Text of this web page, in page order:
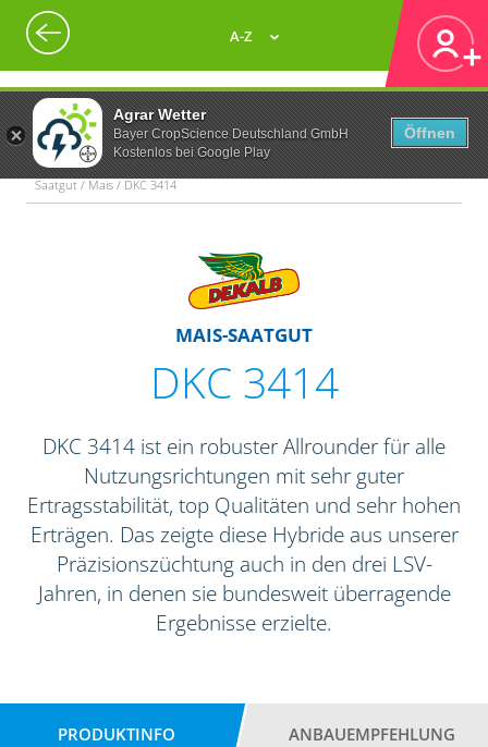
Agrar Wetter
Bayer CropScience Deutschland GmbH
Kostenlos bei Google Play
Öffnen
A-Z
Saatgut / Mais / DKC 3414
MAIS-SAATGUT
DKC 3414
DKC 3414 ist ein robuster Allrounder für alle
Nutzungsrichtungen mit sehr guter
Ertragsstabilität, top Qualitäten und sehr hohen
Erträgen. Das zeigte diese Hybride aus unserer
Präzisionszüchtung auch in den drei LSV-
Jahren, in denen sie bundesweit überragende
Ergebnisse erzielte.
PRODUKTINFO ANBAUEMPFEHLUNG